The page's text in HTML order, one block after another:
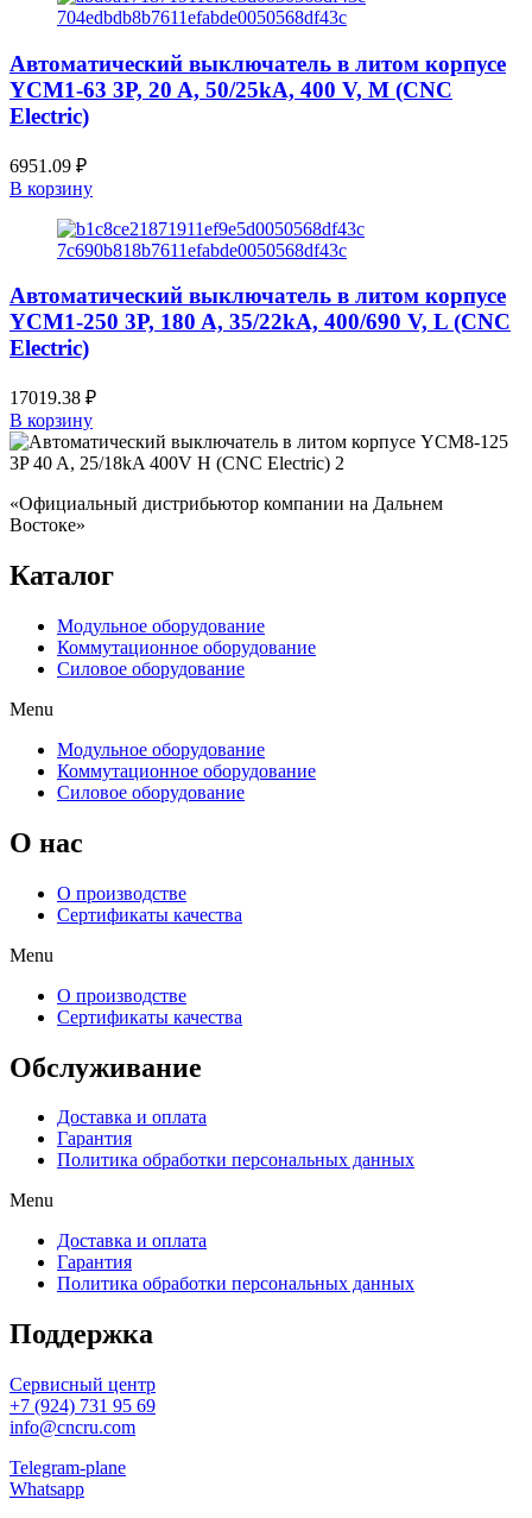
Автоматический выключатель в литом корпусе
YCM1-63 3P, 20 A, 50/25kA, 400 V, M (CNC
Electric)
6951.09 ₽
В корзину
Автоматический выключатель в литом корпусе
YCM1-250 3P, 180 A, 35/22kA, 400/690 V, L (CNC
Electric)
17019.38 ₽
В корзину
«Официальный дистрибьютор компании на Дальнем
Востоке»
Каталог
Модульное оборудование
Коммутационное оборудование
Силовое оборудование
Menu
Модульное оборудование
Коммутационное оборудование
Силовое оборудование
O нас
О производстве
Сертификаты качества
Menu
О производстве
Сертификаты качества
Обслуживание
Доставка и оплата
Гарантия
Политика обработки персональных данных
Menu
Доставка и оплата
Гарантия
Политика обработки персональных данных
Поддержка
Сервисный центр
+7 (924) 731 95 69
info@cncru.com
Telegram-plane
Whatsapp